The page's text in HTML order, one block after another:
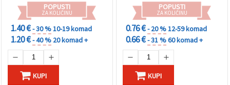
POPUSTI
ZA KOLIČINU
1.40 €- 30 %10-19 komad
1.20 €- 40 % 20 komad +
KUPI
POPUSTI
ZA KOLIČINU
0.76 €- 20 %12-59 komad
0.66 €- 31 %60 komad +
KUPI